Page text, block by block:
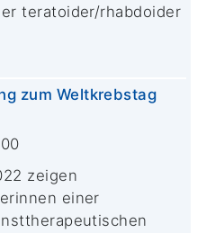
teratoider/rhabdoider
zum Weltkrebstag
zeigen
einer